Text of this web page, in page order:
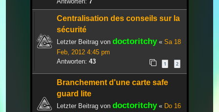
Centralisation des conseils sur la
sécurité
Letzter Beitrag von doctoritchy« Sa 18
Feb, 2012 4:45 pm
Antworten: 43 1 2
Branchement d'une carte safe
guard lite
Letzter Beitrag von doctoritchy« Do 16